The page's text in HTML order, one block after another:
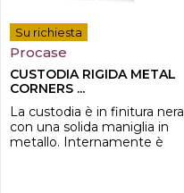
Su richiesta
Procase
CUSTODIA RIGIDA METAL
CORNERS ...
La custodia è in finitura nera
con una solida maniglia in
metallo. Internamente è